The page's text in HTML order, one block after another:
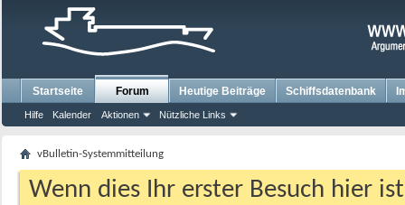
Startseite Forum
Hilfe Kalender Aktionen Nützliche Links
Heutige Beiträge Schiffsdatenbank
vBulletin-Systemmitteilung
Wenn dies Ihr erster Besuch hier